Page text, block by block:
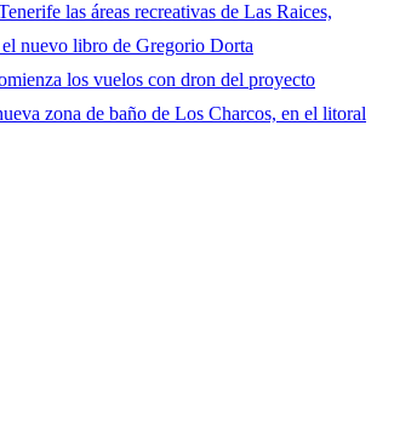
las áreas recreativas de Las Raices,
el nuevo libro de Gregorio Dorta
los vuelos con dron del proyecto
zona de baño de Los Charcos, en el litoral